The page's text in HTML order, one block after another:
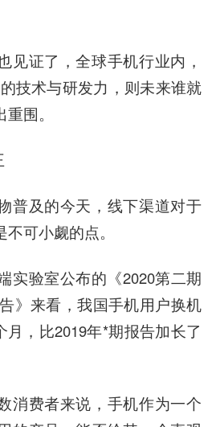
见证了，全球手机行业内，
技术与研发力，则未来谁就
围。
普及的今天，线下渠道对于
可小觑的点。
实验室公布的《2020第二期
》来看，我国手机用户换机
月，比2019年*期报告加长了
消费者来说，手机作为一个